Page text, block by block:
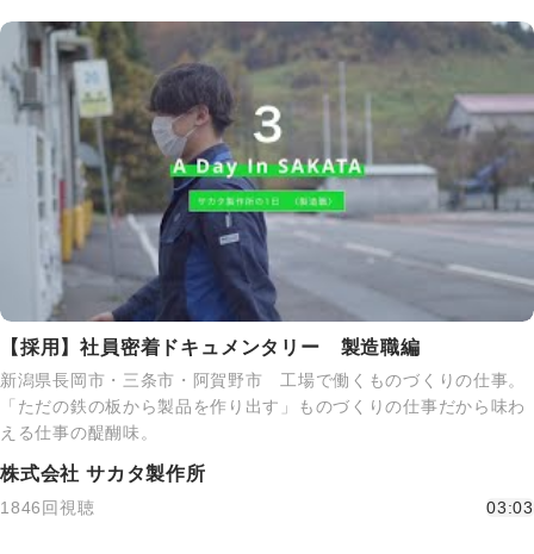
【採用】社員密着ドキュメンタリー 製造職編
新潟県長岡市・三条市・阿賀野市 工場で働くものづくりの仕事。
「ただの鉄の板から製品を作り出す」ものづくりの仕事だから味わ
える仕事の醍醐味。
株式会社 サカタ製作所
1846回視聴 03:03